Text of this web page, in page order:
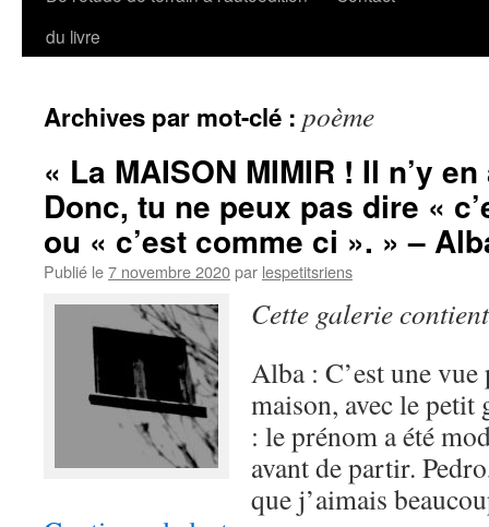
du livre
Archives par mot-clé : poème
« La MAISON MIMIR ! Il n’y
Donc, tu ne peux pas dire «
ou « c’est comme ci ». » –
Publié le7 novembre 2020par lespetitsriens
Cette galerie
Alba : C’est une vue
maison, avec le
: le prénom a été
avant de partir.
que j’aimais